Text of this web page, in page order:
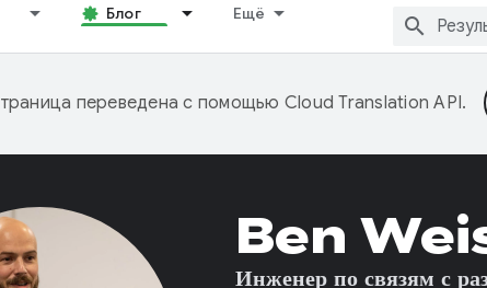
Блог Ещё
переведена с помощью Cloud Translation API.
Ben
Инженер по связям с